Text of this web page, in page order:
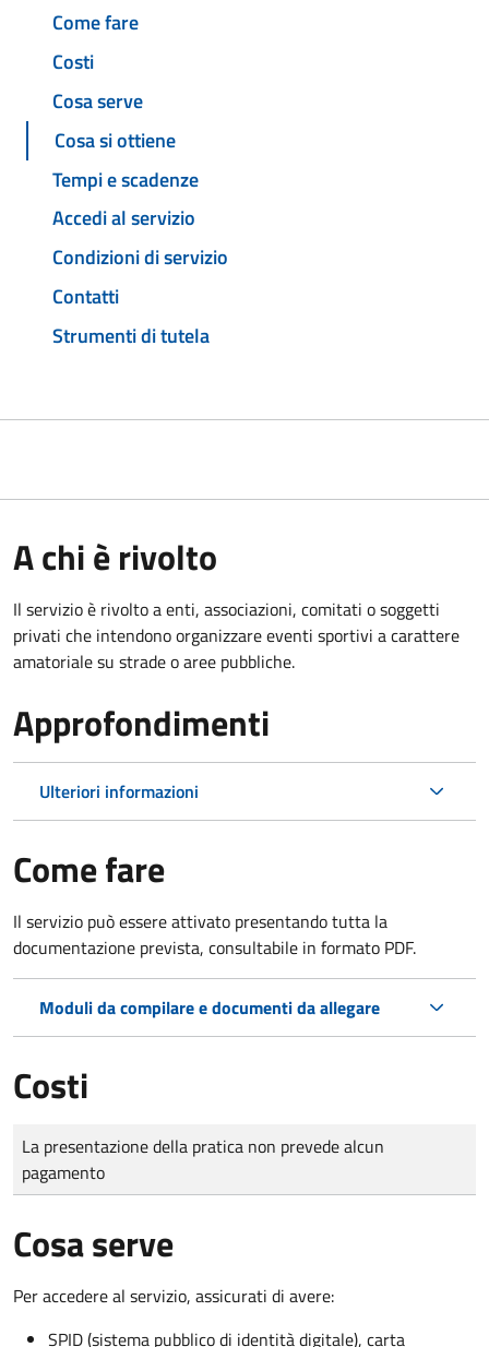
Come fare
Costi
Cosa serve
Cosa si ottiene
Tempi e scadenze
Accedi al servizio
Condizioni di servizio
Contatti
Strumenti di tutela
A chi è rivolto
Il servizio è rivolto a enti, associazioni, comitati o soggetti
privati che intendono organizzare eventi sportivi a carattere
amatoriale su strade o aree pubbliche.
Approfondimenti
Ulteriori informazioni
Come fare
Il servizio può essere attivato presentando tutta la
documentazione prevista, consultabile in formato PDF.
Moduli da compilare e documenti da allegare
Costi
Tipo di pagamento
Importo
La presentazione della pratica non prevede alcun
pagamento
Cosa serve
Per accedere al servizio, assicurati di avere:
SPID (sistema pubblico di identità digitale), carta